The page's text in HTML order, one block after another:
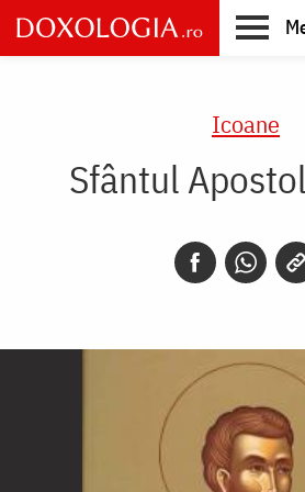
Skip
to
main
Icoane
Sfântul